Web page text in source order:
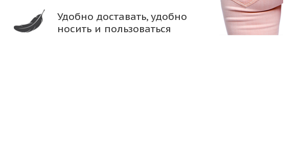
Удобно доставать, удобно
носить и пользоваться